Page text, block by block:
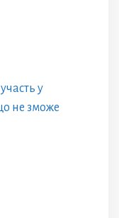
у
не зможе